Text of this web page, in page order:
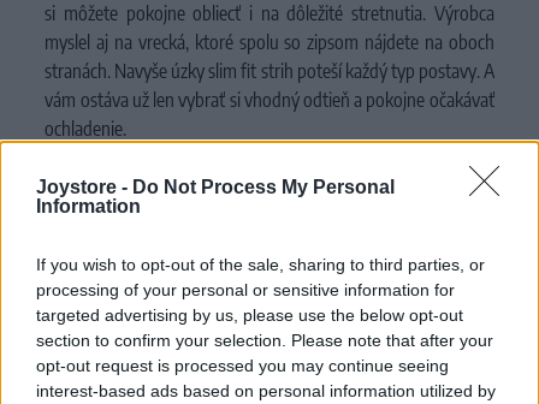
Joystore - Do Not Process My Personal
Information
If you wish to opt-out of the sale, sharing to third parties, or
processing of your personal or sensitive information for
targeted advertising by us, please use the below opt-out
section to confirm your selection. Please note that after your
opt-out request is processed you may continue seeing
interest-based ads based on personal information utilized by
si môžete pokojne obliecť i na dôležité stretnutia. Výrobca
myslel aj na vrecká, ktoré spolu so zipsom nájdete na oboch
stranách. Navyše úzky slim fit strih poteší každý typ postavy. A
vám ostáva už len vybrať si vhodný odtieň a pokojne očakávať
ochladenie.
Maxi sú už nielen letné šaty
Rozžiarte i tie najchladnejšie dni a siahnite po
okoloidúceho otočiť sa za ich odvážnym výrazom i bez toho,
že budete chcieť pútať pozornosť. Túžite po šatách, ktoré na
každej spoločenskej udalosti budú vyzerať inak? Oblečte si
šaty Alexis. Prispôsobia sa vášmu vkusu, veľkosti, veku
i príležitosti, keďže práve vy rozhodnete, ktorému z ôsmich